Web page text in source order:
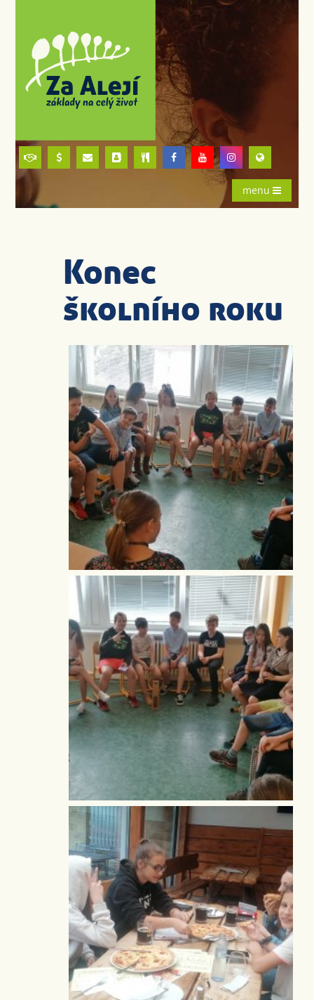
menu
Konec
školního roku